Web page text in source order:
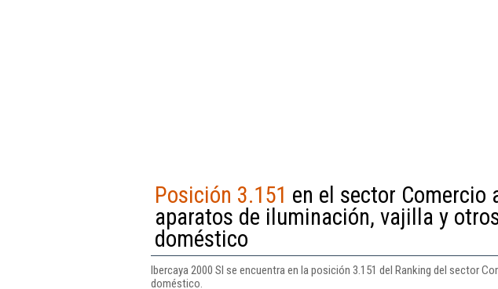
Posición 3.151 en el sector Comercio
aparatos de iluminación, vajilla y
doméstico
Ibercaya 2000 Sl se encuentra en la posición 3.151 del Ranking del sector
doméstico.